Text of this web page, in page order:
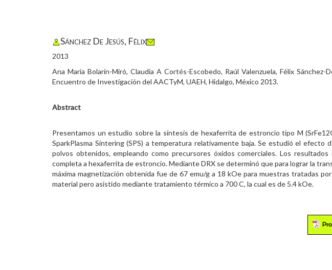
Sánchez De Jesús, Félix
2013
Ana María Bolarín-Miró, Claudia A Cortés-Escobedo, Raúl Valenzuela, Félix
Encuentro de Investigación del AACTyM, UAEH, Hidalgo, México 2013.
Abstract
Presentamos un estudio sobre la síntesis de hexaferrita de estroncio tipo M
SparkPlasma Sintering (SPS) a temperatura relativamente baja. Se estudió el
polvos obtenidos, empleando como precursores óxidos comerciales. Los
completa a hexaferrita de estroncio. Mediante DRX se determinó que para lograr la
máxima magnetización obtenida fue de 67 emu/g a 18 kOe para muestras tratadas
material pero asistido mediante tratamiento térmico a 700 C, la cual es de 5.4 kOe.